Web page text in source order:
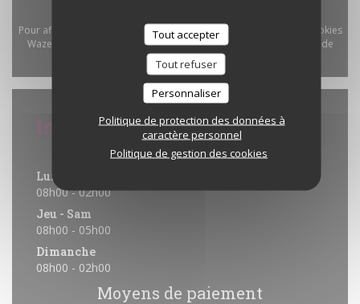
Tout accepter
Tout refuser
Personnaliser
Politique de protection des données à
caractère personnel
Politique de gestion des cookies
Pour afficher la carte interactive Waze, vous devez accepter les cookies
Waze Map (Google). Ces cookies peuvent collecter des données de
navigation et de localisation.
Infos pratiques
Horaires
Lun
08h00 - 02h00
Jeu - Sam
08h00 - 05h00
Dimanche
08h00 - 02h00
Moyens de paiement